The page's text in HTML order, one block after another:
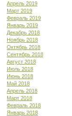
Апрель 2019
Март 2019
Февраль 2019
Январь 2019
Декабрь 2018
Ноябрь 2018
Октябрь 2018
Сентябрь 2018
Август 2018
Июль 2018
Июнь 2018
Май 2018
Апрель 2018
Март 2018
Февраль 2018
Январь 2018